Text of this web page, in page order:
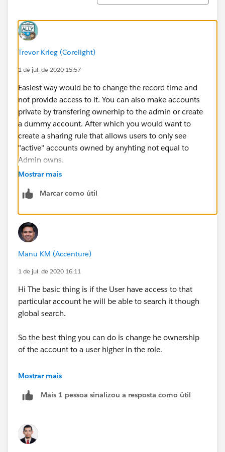
Trevor Krieg (Corelight)
1 de jul. de 2020 15:57
Easiest way would be to change the record time and
not provide access to it. You can also make accounts
private by transfering ownerhip to the admin or create
a dummy account. After which you would want to
create a sharing rule that allows users to only see
"active" accounts owned by anyhting not equal to
Admin owns.
Mostrar mais
Marcar como útil
Manu KM (Accenture)
1 de jul. de 2020 16:11
Hi The basic thing is if the User have access to that
particular account he will be able to search it though
global search.
So the best thing you can do is change he ownership
of the account to a user higher in the role.
Mostrar mais
Mais 1 pessoa sinalizou a resposta como útil